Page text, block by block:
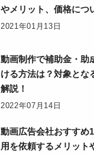
やメリット、価格につ
2021年01月13日
動画制作で補助金・助
ける方法は？対象とな
解説！
2022年07月14日
動画広告会社おすすめ
用を依頼するメリット